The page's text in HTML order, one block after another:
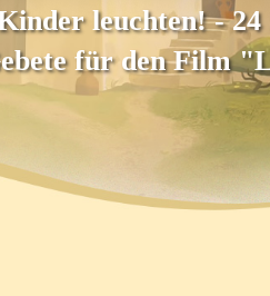
leuchten! - 24
für den Film